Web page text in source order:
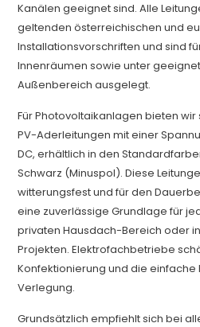
Kanälen geeignet sind. Alle
geltenden österreichischen und
Installationsvorschriften und sind
Innenräumen sowie unter
Außenbereich ausgelegt.
Für Photovoltaikanlagen bieten
PV-Aderleitungen mit einer
DC, erhältlich in den
Schwarz (Minuspol). Diese
witterungsfest und für den
eine zuverlässige Grundlage für
privaten Hausdach-Bereich oder
Projekten. Elektrofachbetriebe
Konfektionierung und die
Verlegung.
Grundsätzlich empfiehlt sich bei